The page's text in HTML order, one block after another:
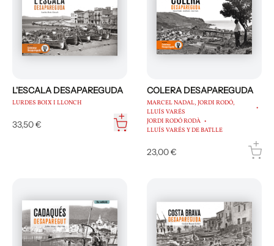
L'ESCALA DESAPAREGUDA
LURDES BOIX I LLONCH
33,50 €
COLERA DESAPAREGUDA
MARCEL NADAL, JORDI RODÓ,
LLUÍS VARÉS
JORDI RODÓ RODÀ
LLUÍS VARÉS Y DE BATLLE
23,00 €